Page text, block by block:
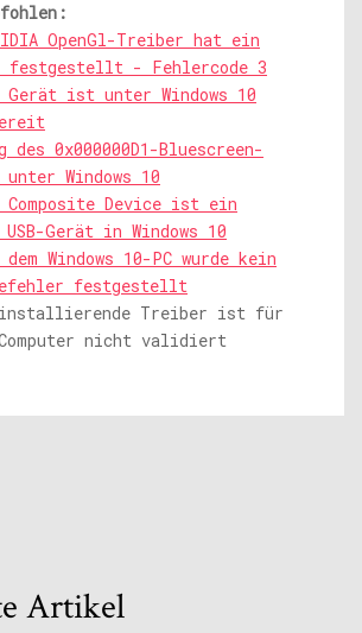
OpenGl-Treiber hat ein
festgestellt - Fehlercode 3
Gerät ist unter Windows 10
des 0x000000D1-Bluescreen-
Windows 10
Composite Device ist ein
Gerät in Windows 10
Windows 10-PC wurde kein
festgestellt
installierende Treiber ist für
nicht validiert
Artikel